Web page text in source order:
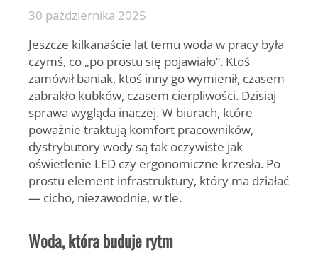
30 października 2025
Jeszcze kilkanaście lat temu woda w pracy była
czymś, co „po prostu się pojawiało”. Ktoś
zamówił baniak, ktoś inny go wymienił, czasem
zabrakło kubków, czasem cierpliwości. Dzisiaj
sprawa wygląda inaczej. W biurach, które
poważnie traktują komfort pracowników,
dystrybutory wody są tak oczywiste jak
oświetlenie LED czy ergonomiczne krzesła. Po
prostu element infrastruktury, który ma działać
— cicho, niezawodnie, w tle.
Woda, która buduje rytm